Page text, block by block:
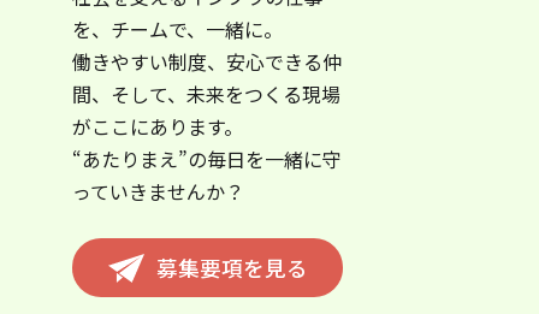
を、チームで、一緒に。
働きやすい制度、安心できる仲
間、そして、未来をつくる現場
がここにあります。
“あたりまえ”の毎日を一緒に守
っていきませんか？
募集要項を見る